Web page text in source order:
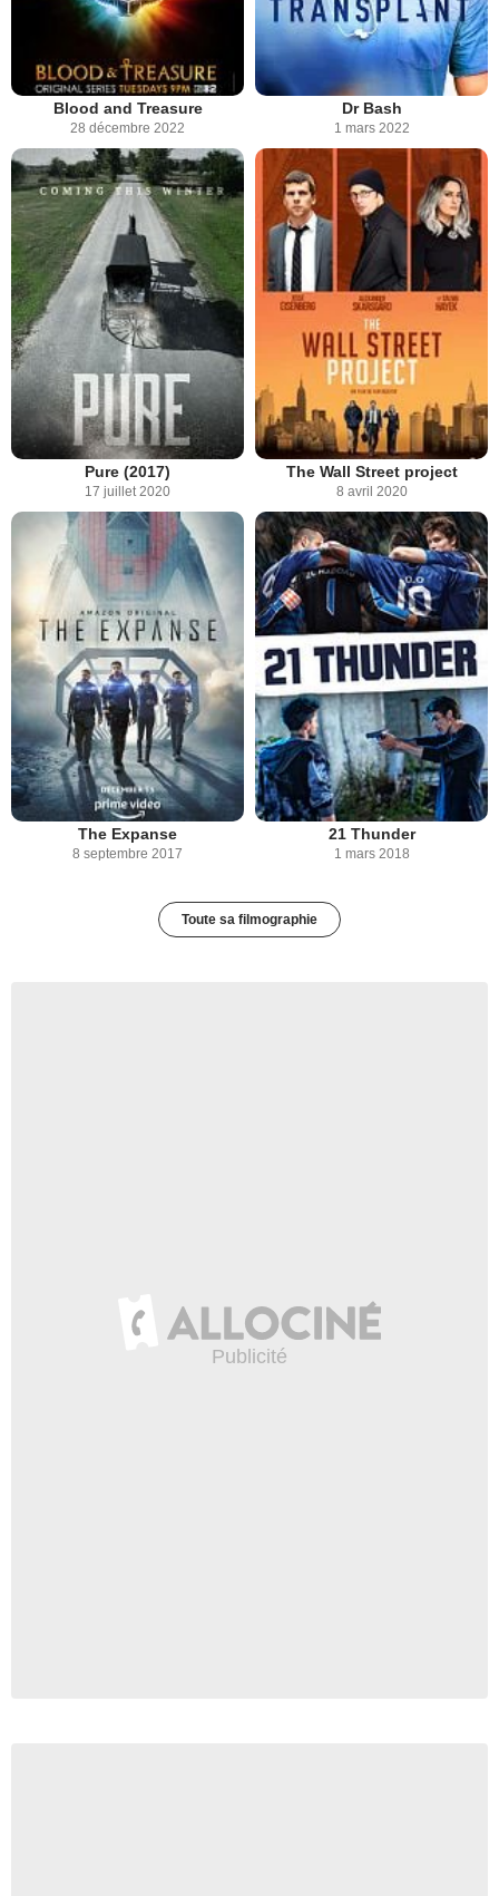
Blood and Treasure
28 décembre 2022
Dr Bash
1 mars 2022
Pure (2017)
17 juillet 2020
The Wall Street project
8 avril 2020
The Expanse
8 septembre 2017
21 Thunder
1 mars 2018
Toute sa filmographie